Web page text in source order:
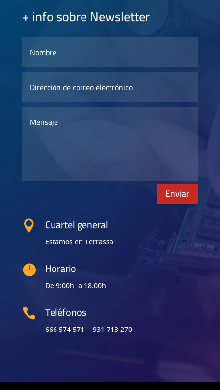
+ info sobre Newsletter
Enviar
 Cuartel general
Estamos en Terrassa
 Horario
De 9:00h a 18.00h
 Teléfonos
666 574 571 - 931 713 270